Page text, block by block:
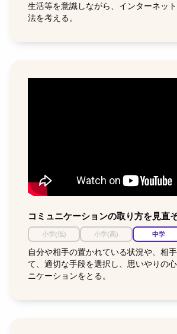
生活等を意識しながら、インターネッ
法を考える。
コミュニケーションの取り方を見直
小学(低) 小学(高) 中学
自分や相手の置かれている状況や、相
て、適切な手段を選択し、思いやりの
ニケーションをとる。